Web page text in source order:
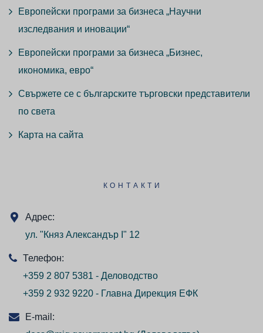
Европейски програми за бизнеса „Научни
изследвания и иновации“
Европейски програми за бизнеса „Бизнес,
икономика, евро“
Свържете се с българските търговски представители
по света
Карта на сайта
КОНТАКТИ
Адрес:
ул. "Княз Александър I" 12
Телефон:
+359 2 807 5381 - Деловодство
+359 2 932 9220 - Главна Дирекция ЕФК
E-mail: